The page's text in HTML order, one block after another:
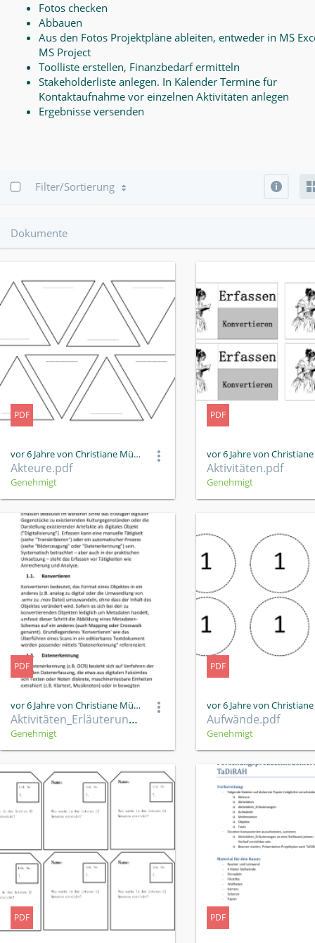
Fotos checken
Abbauen
Aus den Fotos Projektpläne ableiten, entweder in MS
MS Project
Toolliste erstellen, Finanzbedarf ermitteln
Stakeholderliste anlegen. In Kalender Termine für
Kontaktaufnahme vor einzelnen Aktivitäten anlegen
Ergebnisse versenden
Filter/Sortierung
Dokumente
PDF
vor 6 Jahre von Christiane Müller
Akteure.pdf
Genehmigt
PDF
Aktivitäten.pdf
Genehmigt
PDF
vor 6 Jahre von Christiane Müller
Aktivitäten_Erläuterungen.pdf
Genehmigt
PDF
Aufwände.pdf
Genehmigt
PDF PDF